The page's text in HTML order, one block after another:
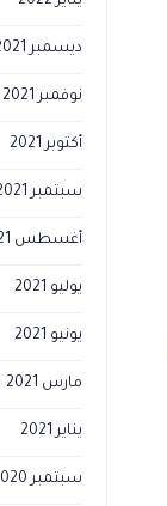
ديسمبر 2021
نوفمبر 2021
أكتوبر 2021
سبتمبر 2021
أغسطس 2021
يوليو 2021
يونيو 2021
مارس 2021
يناير 2021
سبتمبر 2020